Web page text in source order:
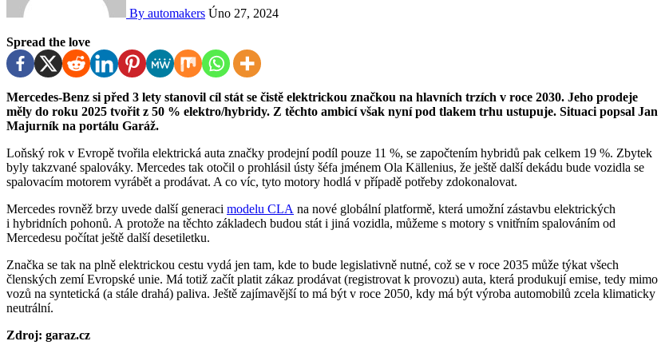
By automakers Úno 27, 2024
Spread the love
Mercedes-Benz si před 3 lety stanovil cíl stát se čistě elektrickou značkou na hlavních trzích v roce 2030. Jeho prodeje
měly do roku 2025 tvořit z 50 % elektro/hybridy. Z těchto ambicí však nyní pod tlakem trhu ustupuje. Situaci popsal Jan
Majurník na portálu Garáž.
Loňský rok v Evropě tvořila elektrická auta značky prodejní podíl pouze 11 %, se započtením hybridů pak celkem 19 %. Zbytek
byly takzvané spalováky. Mercedes tak otočil o prohlásil ústy šéfa jménem Ola Källenius, že ještě další dekádu bude vozidla se
spalovacím motorem vyrábět a prodávat. A co víc, tyto motory hodlá v případě potřeby zdokonalovat.
Mercedes rovněž brzy uvede další generaci modelu CLA na nové globální platformě, která umožní zástavbu elektrických
i hybridních pohonů. A protože na těchto základech budou stát i jiná vozidla, můžeme s motory s vnitřním spalováním od
Mercedesu počítat ještě další desetiletku.
Značka se tak na plně elektrickou cestu vydá jen tam, kde to bude legislativně nutné, což se v roce 2035 může týkat všech
členských zemí Evropské unie. Má totiž začít platit zákaz prodávat (registrovat k provozu) auta, která produkují emise, tedy mimo
vozů na syntetická (a stále drahá) paliva. Ještě zajímavější to má být v roce 2050, kdy má být výroba automobilů zcela klimaticky
neutrální.
Zdroj: garaz.cz